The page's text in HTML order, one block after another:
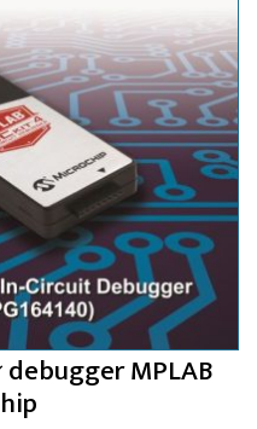
debugger MPLAB